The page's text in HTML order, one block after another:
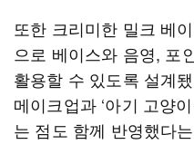
또한 크리미한 밀크 베
으로 베이스와 음영, 포
활용할 수 있도록 설계
메이크업과 ‘아기 고양
는 점도 함께 반영했다